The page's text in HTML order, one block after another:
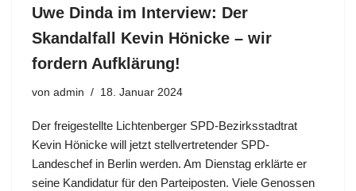
Uwe Dinda im Interview: Der
Skandalfall Kevin Hönicke – wir
fordern Aufklärung!
von admin 18. Januar 2024
Der freigestellte Lichtenberger SPD-Bezirksstadtrat
Kevin Hönicke will jetzt stellvertretender SPD-
Landeschef in Berlin werden. Am Dienstag erklärte er
seine Kandidatur für den Parteiposten. Viele Genossen